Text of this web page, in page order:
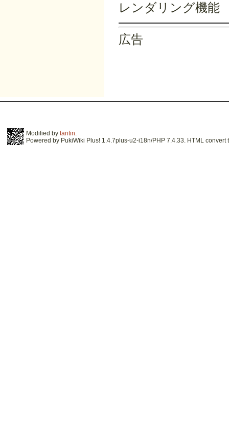
レンダリング機能
広告
Modified by tantin.
Powered by PukiWiki Plus! 1.4.7plus-u2-i18n/PHP 7.4.33. HTML convert